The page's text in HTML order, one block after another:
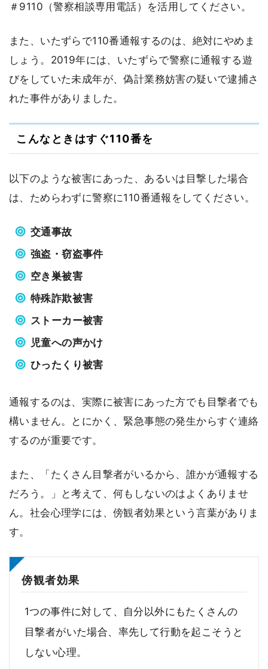
＃9110（警察相談専用電話）を活用してください。
また、いたずらで110番通報するのは、絶対にやめま
しょう。2019年には、いたずらで警察に通報する遊
びをしていた未成年が、偽計業務妨害の疑いで逮捕さ
れた事件がありました。
こんなときはすぐ110番を
以下のような被害にあった、あるいは目撃した場合
は、ためらわずに警察に110番通報をしてください。
交通事故
強盗・窃盗事件
空き巣被害
特殊詐欺被害
ストーカー被害
児童への声かけ
ひったくり被害
通報するのは、実際に被害にあった方でも目撃者でも
構いません。とにかく、緊急事態の発生からすぐ連絡
するのが重要です。
また、「たくさん目撃者がいるから、誰かが通報する
だろう。」と考えて、何もしないのはよくありませ
ん。社会心理学には、傍観者効果という言葉がありま
す。
傍観者効果
1つの事件に対して、自分以外にもたくさんの
目撃者がいた場合、率先して行動を起こそうと
しない心理。